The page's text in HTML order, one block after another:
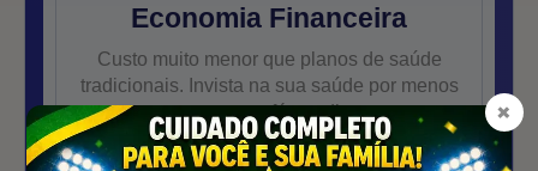
Economia Financeira
Custo muito menor que planos de saúde
tradicionais. Invista na sua saúde por menos
que um café por dia.
×